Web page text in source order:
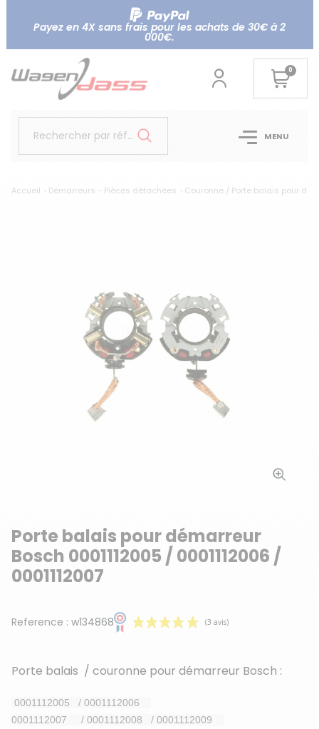
Payez en 4X sans frais pour les achats de 30€ à 2
000€.
0
Rechercher par référence... MENU
Accueil Démarreurs - Pièces détachées Couronne / Porte balais pour
Porte balais pour démarreur
Bosch 0001112005 / 0001112006 /
0001112007
Reference : w134868
Porte balais / couronne pour démarreur Bosch :
0001112005 / 0001112006
0001112007 / 0001112008 / 0001112009